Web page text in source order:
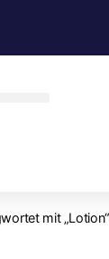
mit „Lotion“